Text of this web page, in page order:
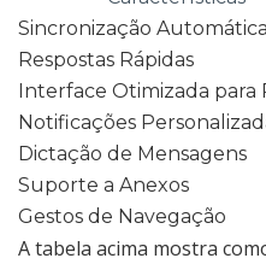
Sincronização Automática
Respostas Rápidas
Interface Otimizada para
Notificações
Dictação de Mensagens
Suporte a Anexos
Gestos de Navegação
A tabela acima mostra